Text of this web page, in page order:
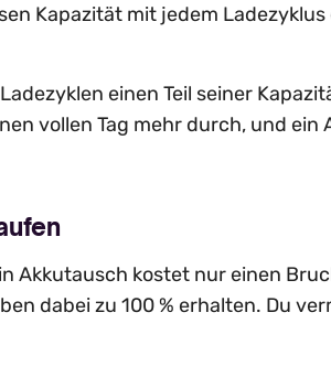
Kapazität mit jedem Ladezyklus
einen Teil seiner
vollen Tag mehr durch, und ein
Akkutausch kostet nur einen
dabei zu 100 % erhalten. Du